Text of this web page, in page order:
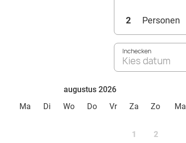
2 Personen
Inchecken
Kies datum
augustus 2026
Ma
Di Wo Do Vr Za Zo
1 2
Ma